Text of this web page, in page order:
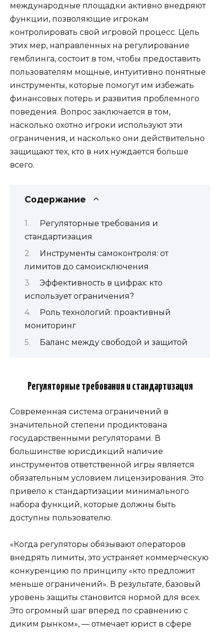
международные площадки активно внедряют
функции, позволяющие игрокам
контролировать свой игровой процесс. Цель
этих мер, направленных на регулирование
гемблинга, состоит в том, чтобы предоставить
пользователям мощные, интуитивно понятные
инструменты, которые помогут им избежать
финансовых потерь и развития проблемного
поведения. Вопрос заключается в том,
насколько охотно игроки используют эти
ограничения, и насколько они действительно
защищают тех, кто в них нуждается больше
всего.
Содержание
Регуляторные требования и
стандартизация
Инструменты самоконтроля: от
лимитов до самоисключения
Эффективность в цифрах: кто
использует ограничения?
Роль технологий: проактивный
мониторинг
Баланс между свободой и защитой
Регуляторные требования и стандартизация
Современная система ограничений в
значительной степени продиктована
государственными регуляторами. В
большинстве юрисдикций наличие
инструментов ответственной игры является
обязательным условием лицензирования. Это
привело к стандартизации минимального
набора функций, которые должны быть
доступны пользователю.
«Когда регуляторы обязывают операторов
внедрять лимиты, это устраняет коммерческую
конкуренцию по принципу «кто предложит
меньше ограничений». В результате, базовый
уровень защиты становится нормой для всех.
Это огромный шаг вперед по сравнению с
диким рынком», — отмечает юрист в сфере